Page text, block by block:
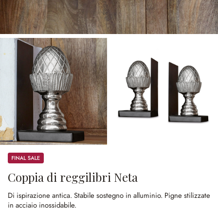
Sale
Coppia di reggilibri Neta
Di ispirazione antica. Stabile sostegno in alluminio. Pigne stilizzate
in acciaio inossidabile.